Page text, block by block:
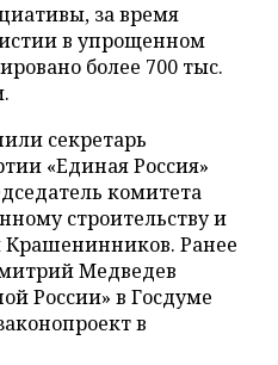
за время
в упрощенном
более 700 тыс.
секретарь
«Единая Россия»
комитета
строительству и
Крашенинников. Ранее
Медведев
России» в Госдуме
в